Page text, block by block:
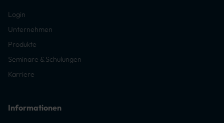
Login
Unternehmen
Produkte
Seminare & Schulungen
Karriere
Informationen